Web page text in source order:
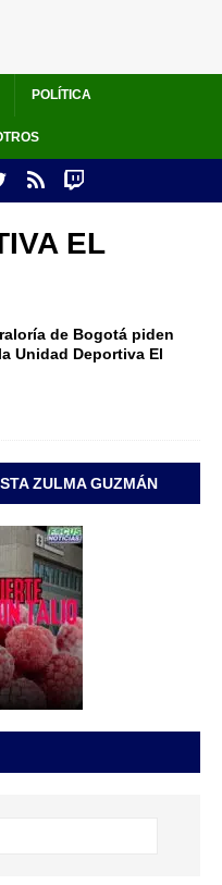
POLÍTICA
EL
de Bogotá piden
Unidad Deportiva El
ZULMA GUZMÁN